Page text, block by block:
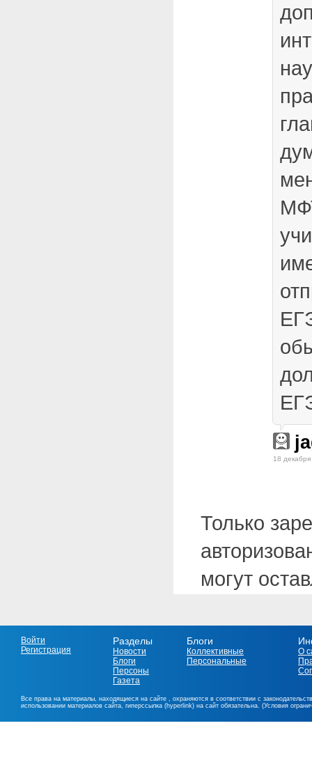
18
Только
могут
Войти
Регистрация
Разделы
Новости
Блоги
Персоны
Газета
Блоги
Коллективные
Персональные
О
Все права на материалы, находящиеся на сайте , охраняются в соответствии с
использовании материалов сайта, гиперссылка (hyperlink) на сайт обязательна. (Условия